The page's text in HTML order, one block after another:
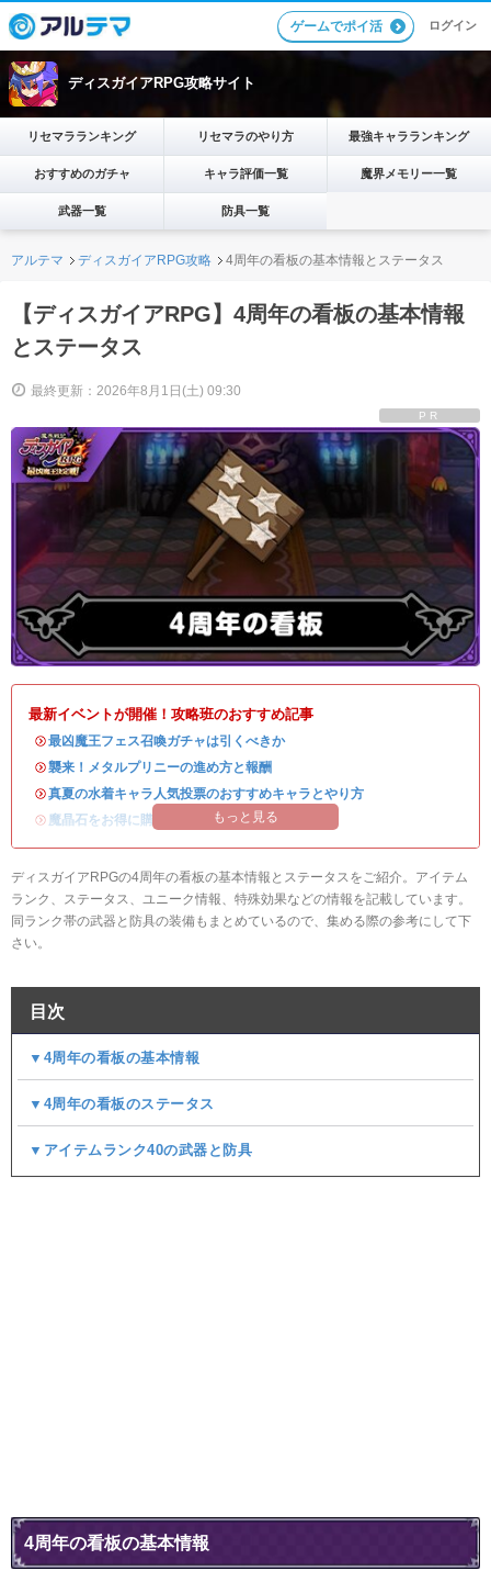
ゲームでポイ活 ログイン
ディスガイアRPG攻略サイト
リセマラランキング リセマラのやり方 最強キャラランキング
おすすめのガチャ キャラ評価一覧 魔界メモリー一覧
武器一覧 防具一覧
アルテマ ディスガイアRPG攻略 4周年の看板の基本情報とステータス
【ディスガイアRPG】4周年の看板の基本情報
とステータス
最終更新：2026年8月1日(土) 09:30
PR
最新イベントが開催！攻略班のおすすめ記事
・最凶魔王フェス召喚ガチャは引くべきか
・襲来！メタルプリニーの進め方と報酬
・真夏の水着キャラ人気投票のおすすめキャラとやり方
・ 魔晶石をお得に購入できる公式ショップが開設！
もっと見る
ディスガイアRPGの4周年の看板の基本情報とステータスをご紹介。アイテム
ランク、ステータス、ユニーク情報、特殊効果などの情報を記載しています。
同ランク帯の武器と防具の装備もまとめているので、集める際の参考にして下
さい。
目次
▼4周年の看板の基本情報
▼4周年の看板のステータス
▼アイテムランク40の武器と防具
4周年の看板の基本情報